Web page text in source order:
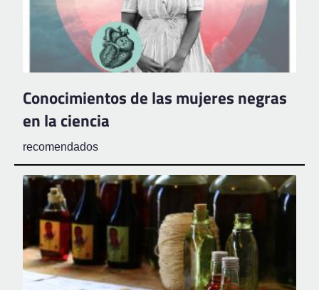
Conocimientos de las mujeres negras
en la ciencia
recomendados